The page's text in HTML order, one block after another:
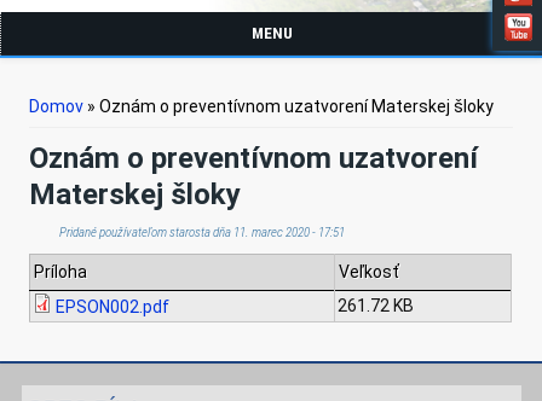
MENU
Nachádzate sa tu
Domov » Oznám o preventívnom uzatvorení Materskej šloky
Oznám o preventívnom uzatvorení
Materskej šloky
Pridané používateľomstarostadňa 11. marec 2020 - 17:51
Príloha
Veľkosť
EPSON002.pdf
261.72 KB